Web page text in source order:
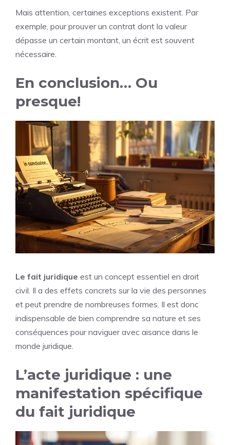
Mais attention, certaines exceptions existent. Par
exemple, pour prouver un contrat dont la valeur
dépasse un certain montant, un écrit est souvent
nécessaire.
En conclusion… Ou
presque!
Le fait juridique est un concept essentiel en droit
civil. Il a des effets concrets sur la vie des personnes
et peut prendre de nombreuses formes. Il est donc
indispensable de bien comprendre sa nature et ses
conséquences pour naviguer avec aisance dans le
monde juridique.
L’acte juridique : une
manifestation spécifique
du fait juridique